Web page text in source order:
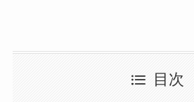
目次